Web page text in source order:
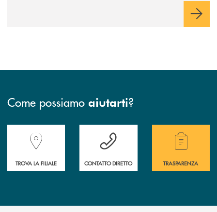
Come possiamo aiutarti?
Accedi all' elenco completo delle filiali della Banca.
TROVA LA FILIALE
Hai bisogno di assistenza immediata?
CONTATTO DIRETTO
Hai bisogno di
TRASPARENZA